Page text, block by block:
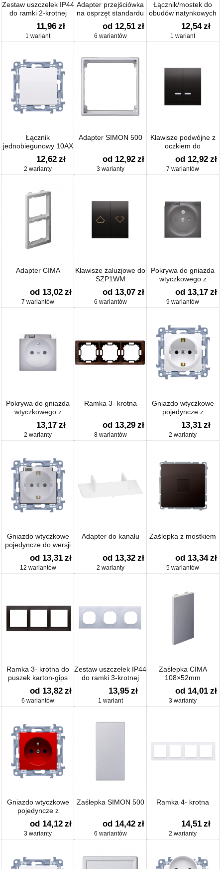
Zestaw uszczelek IP44
do ramki 2-krotnej
11,96 zł
1 wariant
Adapter przejściówka
na osprzęt standardu
45×45 mm
od 12,51 zł
6 wariantów
Łącznik/mostek do
obudów natynkowych
SIMON 500
12,54 zł
1 wariant
Łącznik
jednobiegunowy 10AX
12,62 zł
2 warianty
Adapter SIMON 500
od 12,92 zł
3 warianty
Klawisze podwójne z
oczkiem do
mechanizmów:
SW6/2XLM,
SW7/2XM, SW6P1M
od 12,92 zł
7 wariantów
Adapter CIMA
od 13,02 zł
7 wariantów
Klawisze żaluzjowe do
SZP1WM
od 13,07 zł
6 wariantów
Pokrywa do gniazda
wtyczkowego z
uziemieniem - do
wersji IP44- klapka
od 13,17 zł
9 wariantów
Pokrywa do gniazda
wtyczkowego z
uziemieniem - do
wersji IP44
13,17 zł
2 warianty
Ramka 3- krotna
od 13,29 zł
8 wariantów
Gniazdo wtyczkowe
pojedyncze z
uziemieniem typu
Schuko z przesłonami
torów prądowych
13,31 zł
2 warianty
Gniazdo wtyczkowe
pojedyncze do wersji
IP44
od 13,31 zł
12 wariantów
Adapter do kanału
od 13,32 zł
2 warianty
Zaślepka z mostkiem
od 13,34 zł
5 wariantów
Ramka 3- krotna do
puszek karton-gips
od 13,82 zł
6 wariantów
Zestaw uszczelek IP44
do ramki 3-krotnej
13,95 zł
1 wariant
Zaślepka CIMA
108×52mm
od 14,01 zł
3 warianty
Gniazdo wtyczkowe
pojedyncze z
uziemieniem z
przesłonami torów
prądowych 16A
od 14,12 zł
3 warianty
Zaślepka SIMON 500
od 14,42 zł
6 wariantów
Ramka 4- krotna
14,51 zł
2 warianty